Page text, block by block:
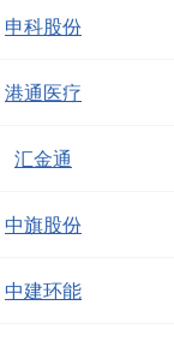
申科股份
港通医疗
汇金通
中旗股份
中建环能